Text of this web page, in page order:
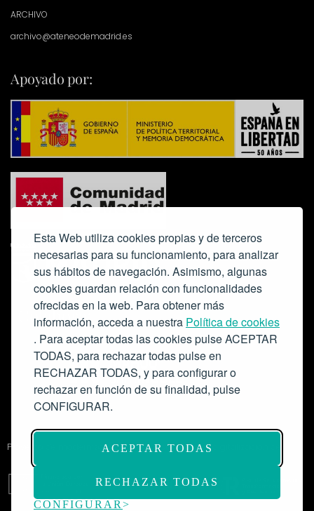
Esta Web utiliza cookies propias y de terceros
necesarias para su funcionamiento, para analizar
sus hábitos de navegación. Asimismo, algunas
cookies guardan relación con funcionalidades
ofrecidas en la web. Para obtener más
información, acceda a nuestra Política de cookies
. Para aceptar todas las cookies pulse ACEPTAR
TODAS, para rechazar todas pulse en
RECHAZAR TODAS, y para configurar o
rechazar en función de su finalidad, pulse
CONFIGURAR.
ACEPTAR TODAS
RECHAZAR TODAS
CONFIGURAR
ARCHIVO
archivo@ateneodemadrid.es
Apoyado por:
Colabora:
Proyecto de modernización de infraestructuras y digitalización del
Salón de Actos del Ateneo de Madrid como espacio escénico-musical.
Subvención: 175.000€